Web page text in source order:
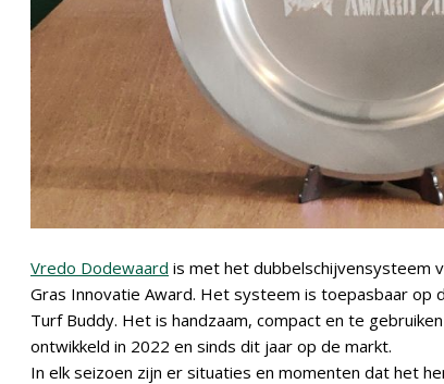
Vredo Dodewaard is met het dubbelschijvensysteem
Gras Innovatie Award. Het systeem is toepasbaar op
Turf Buddy. Het is handzaam, compact en te
ontwikkeld in 2022 en sinds dit jaar op de markt.
In elk seizoen zijn er situaties en momenten dat het